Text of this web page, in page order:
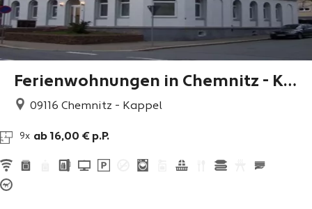
Ferienwohnungen in Chemnitz - Ka
ppel
09116 Chemnitz - Kappel
9x ab 16,00 € p.P.